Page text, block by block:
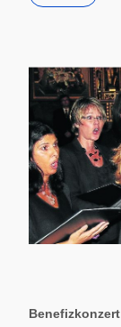
Benefizkonzert